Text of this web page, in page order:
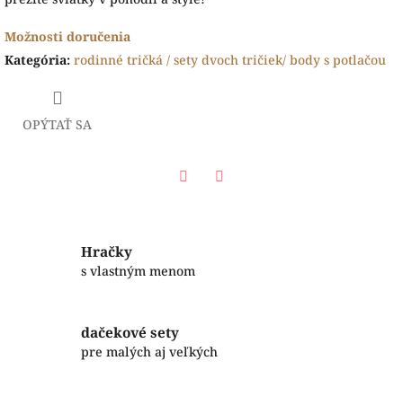
Možnosti doručenia
Kategória: rodinné tričká / sety dvoch tričiek/ body s potlačou
OPÝTAŤ SA
Hračky
s vlastným menom
dačekové sety
pre malých aj veľkých